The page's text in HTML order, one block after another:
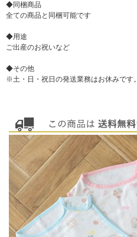
◆同梱商品
全ての商品と同梱可能です
◆用途
ご出産のお祝いなど
◆その他
※土・日・祝日の発送業務はお休みです。